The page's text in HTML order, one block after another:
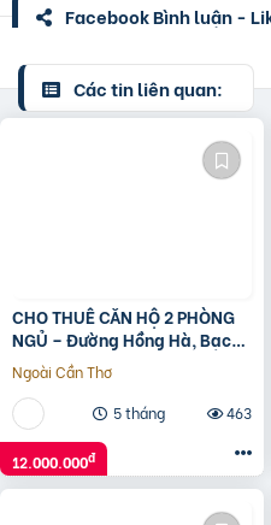
Facebook Bình luận -
Các tin liên quan:
CHO THUÊ CĂN HỘ 2 PHÒNG
NGỦ – Đường Hồng Hà, Bạch
Đằng -Quận Tân Bình –
TPHCM
Ngoài Cần Thơ
5 tháng
463
12.000.000đ